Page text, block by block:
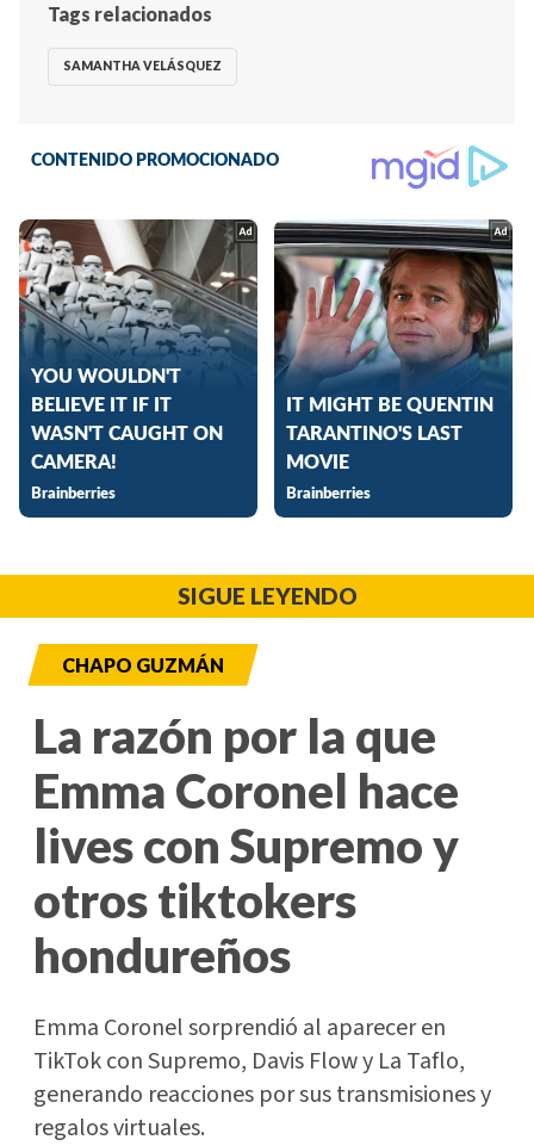
Tags relacionados
SAMANTHA VELÁSQUEZ
SIGUE LEYENDO
CHAPO GUZMÁN
La razón por la que
Emma Coronel hace
lives con Supremo y
otros tiktokers
hondureños
Emma Coronel sorprendió al aparecer en
TikTok con Supremo, Davis Flow y La Taflo,
generando reacciones por sus transmisiones y
regalos virtuales.